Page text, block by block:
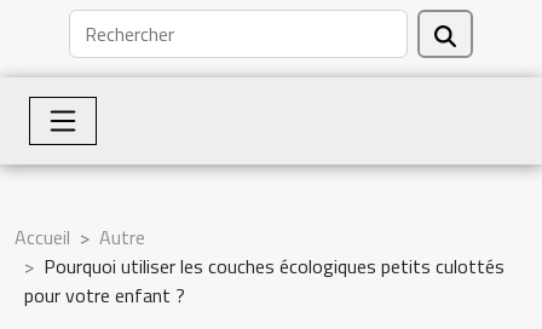
Accueil
Autre
Pourquoi utiliser les couches écologiques petits culottés
pour votre enfant ?